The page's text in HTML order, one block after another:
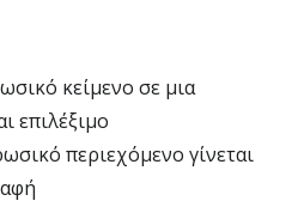
κείμενο σε μια
επιλέξιμο
περιεχόμενο γίνεται